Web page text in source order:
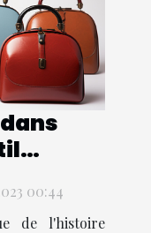
00:44
de l'histoire